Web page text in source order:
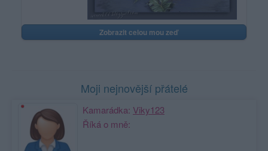
Zobrazit celou mou zeď
Moji nejnovější přátelé
Kamarádka: Viky123
Říká o mně: